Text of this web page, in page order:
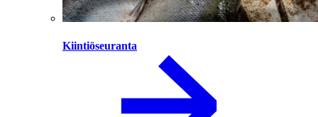
Kiintiöseuranta